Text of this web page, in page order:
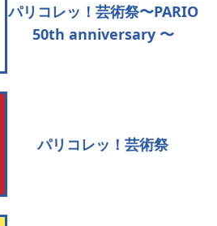
パリコレッ！芸術祭〜PARIO
50th anniversary 〜
パリコレッ！芸術祭